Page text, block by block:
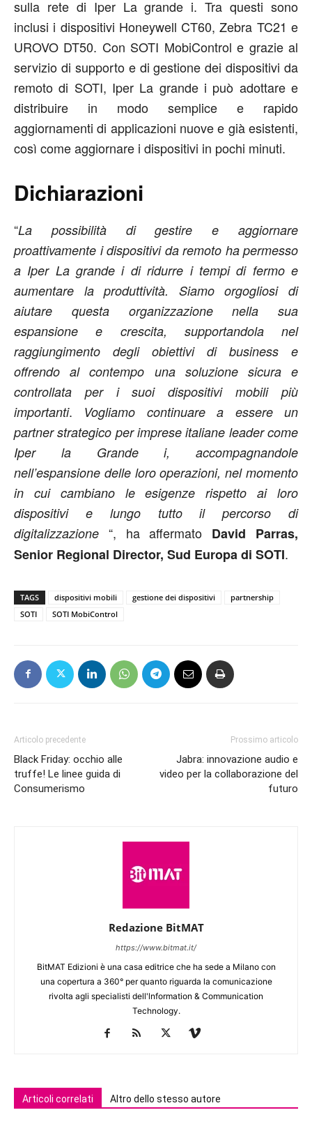
sulla rete di Iper La grande i. Tra questi sono
inclusi i dispositivi Honeywell CT60, Zebra TC21 e
UROVO DT50. Con SOTI MobiControl e grazie al
servizio di supporto e di gestione dei dispositivi da
remoto di SOTI, Iper La grande i può adottare e
distribuire in modo semplice e rapido
aggiornamenti di applicazioni nuove e già esistenti,
così come aggiornare i dispositivi in pochi minuti.
Dichiarazioni
“La possibilità di gestire e aggiornare
proattivamente i dispositivi da remoto ha permesso
a Iper La grande i di ridurre i tempi di fermo e
aumentare la produttività. Siamo orgogliosi di
aiutare questa organizzazione nella sua
espansione e crescita, supportandola nel
raggiungimento degli obiettivi di business e
offrendo al contempo una soluzione sicura e
controllata per i suoi dispositivi mobili più
importanti. Vogliamo continuare a essere un
partner strategico per imprese italiane leader come
Iper la Grande i, accompagnandole
nell’espansione delle loro operazioni, nel momento
in cui cambiano le esigenze rispetto ai loro
dispositivi e lungo tutto il percorso di
digitalizzazione “, ha affermato David Parras,
Senior Regional Director, Sud Europa di SOTI.
TAGS dispositivi mobili gestione dei dispositivi
partnership
SOTI
SOTI MobiControl
Articolo precedente
Black Friday: occhio alle
truffe! Le linee guida di
Consumerismo
Prossimo articolo
Jabra: innovazione audio e
video per la collaborazione del
futuro
Redazione BitMAT
https://www.bitmat.it/
BitMAT Edizioni è una casa editrice che ha sede a Milano con
una copertura a 360° per quanto riguarda la comunicazione
rivolta agli specialisti dell'lnformation & Communication
Technology.
Articoli correlati Altro dello stesso autore